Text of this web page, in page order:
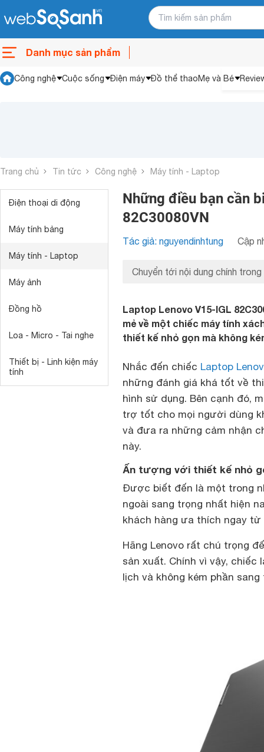
Danh mục sản phẩm
Công nghệ Cuộc sống Điện máy Đồ thể thaoMẹ và Bé
Trang chủ Tin tức Công nghệ Máy tính - Laptop
Điện thoại di động
Máy tính bảng
Máy tính - Laptop
Máy ảnh
Đồng hồ
Loa - Micro - Tai nghe
Thiết bị - Linh kiện máy
tính
Những điều bạn cần
82C30080VN
Tác giả: nguyendinhtung Cập
Chuyển tới nội dung chính trong
Laptop Lenovo V15-IGL
mẻ về một chiếc máy tính
thiết kế nhỏ gọn mà không
Nhắc đến chiếc Laptop
những đánh giá khá tốt về
hình sử dụng. Bên cạnh đó,
trợ tốt cho mọi người dùng
và đưa ra những cảm nhận
này.
Ấn tượng với thiết kế nhỏ
Được biết đến là một trong
ngoài sang trọng nhất hiện
khách hàng ưa thích ngay từ
Hãng Lenovo rất chú trọng
sản xuất. Chính vì vậy,
lịch và không kém phần sang